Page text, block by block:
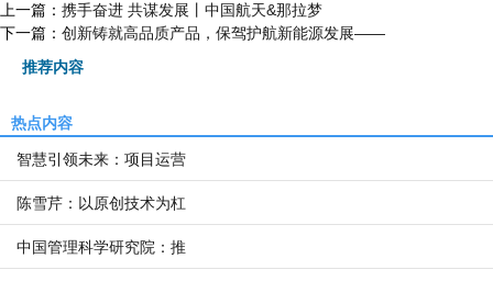
上一篇： 携手奋进 共谋发展丨中国航天&那拉梦
下一篇： 创新铸就高品质产品，保驾护航新能源发展——
推荐内容
热点内容
智慧引领未来：项目运营
陈雪芹：以原创技术为杠
中国管理科学研究院：推